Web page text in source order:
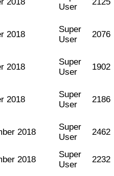
User
2018
Super
User
2076
2018
Super
User
1902
2018
Super
User
2186
2018
Super
User
2462
2018
Super
User
2232